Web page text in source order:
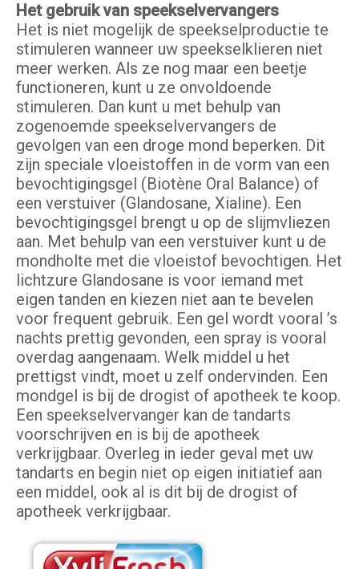
Het gebruik van speekselvervangers
Het is niet mogelijk de speekselproductie te
stimuleren wanneer uw speekselklieren niet
meer werken. Als ze nog maar een beetje
functioneren, kunt u ze onvoldoende
stimuleren. Dan kunt u met behulp van
zogenoemde speekselvervangers de
gevolgen van een droge mond beperken. Dit
zijn speciale vloeistoffen in de vorm van een
bevochtigingsgel (Biotène Oral Balance) of
een verstuiver (Glandosane, Xialine). Een
bevochtigingsgel brengt u op de slijmvliezen
aan. Met behulp van een verstuiver kunt u de
mondholte met die vloeistof bevochtigen. Het
lichtzure Glandosane is voor iemand met
eigen tanden en kiezen niet aan te bevelen
voor frequent gebruik. Een gel wordt vooral ’s
nachts prettig gevonden, een spray is vooral
overdag aangenaam. Welk middel u het
prettigst vindt, moet u zelf ondervinden. Een
mondgel is bij de drogist of apotheek te koop.
Een speekselvervanger kan de tandarts
voorschrijven en is bij de apotheek
verkrijgbaar. Overleg in ieder geval met uw
tandarts en begin niet op eigen initiatief aan
een middel, ook al is dit bij de drogist of
apotheek verkrijgbaar.